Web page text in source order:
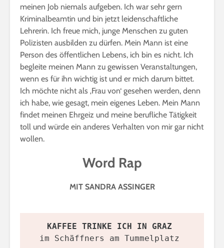
meinen Job niemals aufgeben. Ich war sehr gern
Kriminalbeamtin und bin jetzt leidenschaftliche
Lehrerin. Ich freue mich, junge Menschen zu guten
Polizisten ausbilden zu dürfen. Mein Mann ist eine
Person des öffentlichen Lebens, ich bin es nicht. Ich
begleite meinen Mann zu gewissen Veranstaltungen,
wenn es für ihn wichtig ist und er mich darum bittet.
Ich möchte nicht als ‚Frau von‘ gesehen werden, denn
ich habe, wie gesagt, mein eigenes Leben. Mein Mann
findet meinen Ehrgeiz und meine berufliche Tätigkeit
toll und würde ein anderes Verhalten von mir gar nicht
wollen.
Word Rap
MIT SANDRA ASSINGER
KAFFEE TRINKE ICH IN GRAZ
im Schäffners am Tummelplatz